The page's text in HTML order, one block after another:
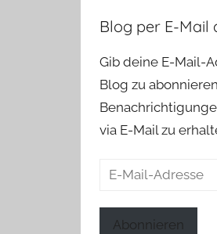
Blog per E-Mail
Gib deine E-Mail-
Blog zu
via E-Mail zu
E-
Abonnieren